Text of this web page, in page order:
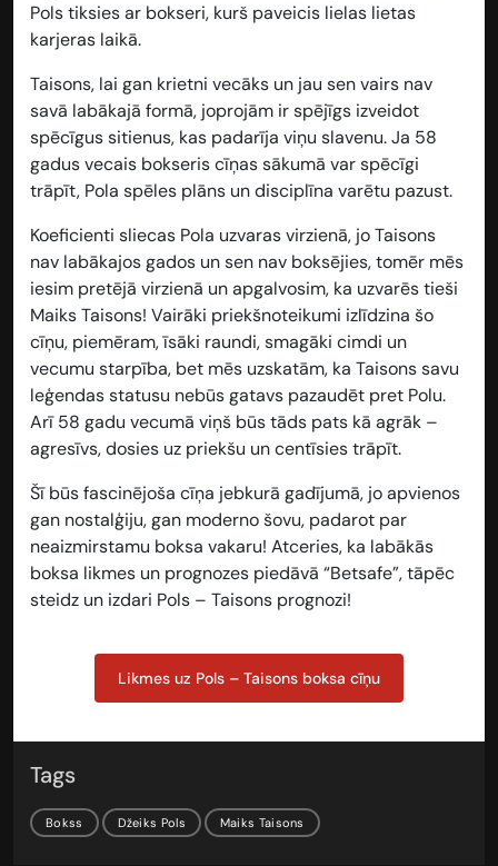
Pols tiksies ar bokseri, kurš paveicis lielas lietas
karjeras laikā.
Taisons, lai gan krietni vecāks un jau sen vairs nav
savā labākajā formā, joprojām ir spējīgs izveidot
spēcīgus sitienus, kas padarīja viņu slavenu. Ja 58
gadus vecais bokseris cīņas sākumā var spēcīgi
trāpīt, Pola spēles plāns un disciplīna varētu pazust.
Koeficienti sliecas Pola uzvaras virzienā, jo Taisons
nav labākajos gados un sen nav boksējies, tomēr mēs
iesim pretējā virzienā un apgalvosim, ka uzvarēs tieši
Maiks Taisons! Vairāki priekšnoteikumi izlīdzina šo
cīņu, piemēram, īsāki raundi, smagāki cimdi un
vecumu starpība, bet mēs uzskatām, ka Taisons savu
leģendas statusu nebūs gatavs pazaudēt pret Polu.
Arī 58 gadu vecumā viņš būs tāds pats kā agrāk –
agresīvs, dosies uz priekšu un centīsies trāpīt.
Šī būs fascinējoša cīņa jebkurā gadījumā, jo apvienos
gan nostalģiju, gan moderno šovu, padarot par
neaizmirstamu boksa vakaru! Atceries, ka labākās
boksa likmes un prognozes piedāvā “Betsafe”, tāpēc
steidz un izdari Pols – Taisons prognozi!
Likmes uz Pols – Taisons boksa cīņu
Tags
Bokss Džeiks Pols Maiks Taisons